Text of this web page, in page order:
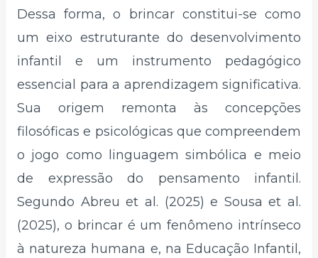
Dessa forma, o brincar constitui-se como
um eixo estruturante do desenvolvimento
infantil e um instrumento pedagógico
essencial para a aprendizagem significativa.
Sua origem remonta às concepções
filosóficas e psicológicas que compreendem
o jogo como linguagem simbólica e meio
de expressão do pensamento infantil.
Segundo Abreu et al. (2025) e Sousa et al.
(2025), o brincar é um fenômeno intrínseco
à natureza humana e, na Educação Infantil,